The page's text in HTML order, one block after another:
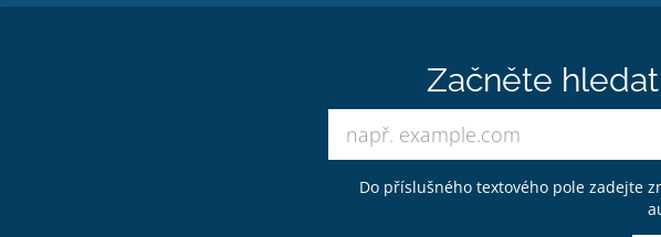
Začněte
Do příslušného textového pole zadejte